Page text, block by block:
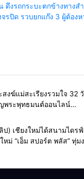
งรถกระบะตกข้างทางส
จรปิด รวบยกแก๊ง 3 ผู้ต้อ
Home สายธรรมะ-พระ
งฆ์แม่สะเรียงรวมใจ 32
พระพุทธมนต์ออนไลน์
รัทธาถวายเป็นพระราชกุศล
Home ธุรกิจ-
ป) เชียงใหม่ได้สนามไดร
หม่ “เอ็ม สปอร์ต พลัส” ทุ่ม